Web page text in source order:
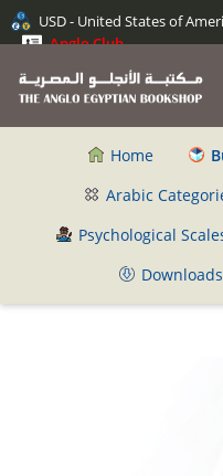
USD - United States of
Anglo Club
Home
Arabic
Psychological
Downloads